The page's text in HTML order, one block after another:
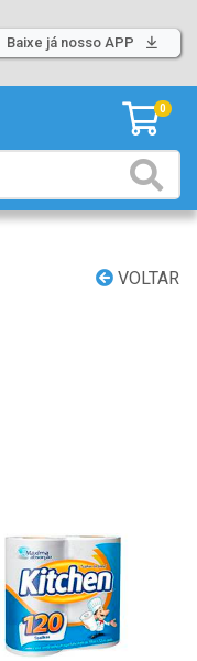
Baixe já nosso APP
0
VOLTAR